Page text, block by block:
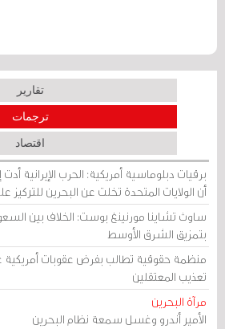
تقارير
ترجمات
اقتصاد
برقيات دبلوماسية أمريكية: الحرب الإيرانية
أن الولايات المتحدة تخلت عن البحرين للتركيز
ساوث تشاينا مورنينغ بوست: الخلاف بين
بتمزيق الشرق الأوسط
منظمة حقوقية تطالب بفرض عقوبات
تعذيب المعتقلين
مرآة البحرين
الأمير أندرو وغسل سمعة نظام البحرين